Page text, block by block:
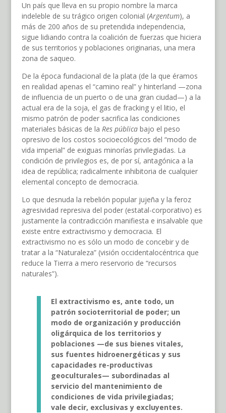
Un país que lleva en su propio nombre la marca
indeleble de su trágico origen colonial (Argentum), a
más de 200 años de su pretendida independencia,
sigue lidiando contra la coalición de fuerzas que hiciera
de sus territorios y poblaciones originarias, una mera
zona de saqueo.
De la época fundacional de la plata (de la que éramos
en realidad apenas el “camino real” y hinterland —zona
de influencia de un puerto o de una gran ciudad—) a la
actual era de la soja, el gas de fracking y el litio, el
mismo patrón de poder sacrifica las condiciones
materiales básicas de la Res públicabajo el peso
opresivo de los costos socioecológicos del “modo de
vida imperial” de exiguas minorías privilegiadas. La
condición de privilegios es, de por sí, antagónica a la
idea de república; radicalmente inhibitoria de cualquier
elemental concepto de democracia.
Lo que desnuda la rebelión popular jujeña y la feroz
agresividad represiva del poder (estatal-corporativo) es
justamente la contradicción manifiesta e insalvable que
existe entre extractivismo y democracia. El
extractivismo no es sólo un modo de concebir y de
tratar a la “Naturaleza” (visión occidentalocéntrica que
reduce la Tierra a mero reservorio de “recursos
naturales”).
El extractivismo es, ante todo, un
patrón socioterritorial de poder; un
modo de organización y producción
oligárquica de los territorios y
poblaciones —de sus bienes vitales,
sus fuentes hidroenergéticas y sus
capacidades re-productivas
geoculturales— subordinadas al
servicio del mantenimiento de
condiciones de vida privilegiadas;
vale decir, exclusivas y excluyentes.